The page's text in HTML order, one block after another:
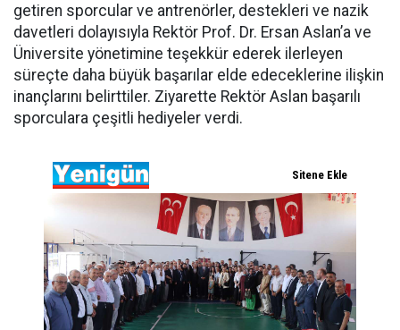
getiren sporcular ve antrenörler, destekleri ve nazik
davetleri dolayısıyla Rektör Prof. Dr. Ersan Aslan’a ve
Üniversite yönetimine teşekkür ederek ilerleyen
süreçte daha büyük başarılar elde edeceklerine ilişkin
inançlarını belirttiler. Ziyarette Rektör Aslan başarılı
sporculara çeşitli hediyeler verdi.